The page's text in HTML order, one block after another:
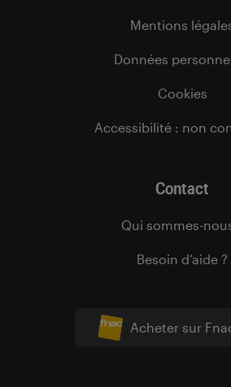
Acheter sur
Mentions
Données
Cookies
Accessibilité : non
Contact
Qui sommes-
Besoin d’aide ?